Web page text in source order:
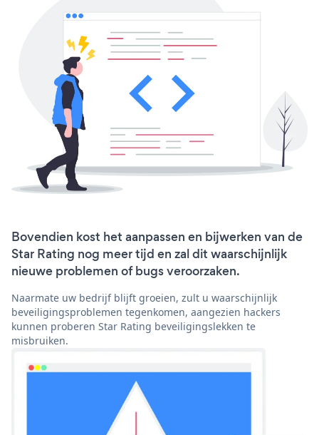
Bovendien kost het aanpassen en bijwerken van de
Star Rating nog meer tijd en zal dit waarschijnlijk
nieuwe problemen of bugs veroorzaken.
Naarmate uw bedrijf blijft groeien, zult u waarschijnlijk
beveiligingsproblemen tegenkomen, aangezien hackers
kunnen proberen Star Rating beveiligingslekken te
misbruiken.